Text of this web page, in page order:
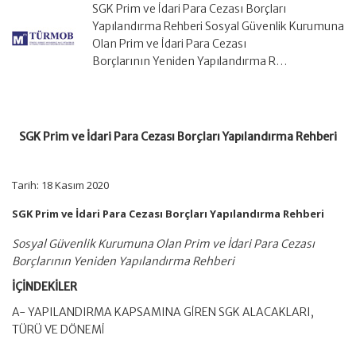
Yapılandırma
Rehberi
için
SGK Prim ve İdari Para Cezası Borçları
Yapılandırma Rehberi Sosyal Güvenlik Kurumuna
Olan Prim ve İdari Para Cezası
Borçlarının Yeniden Yapılandırma R…
SGK Prim ve İdari Para Cezası Borçları Yapılandırma Rehberi
Tarih: 18 Kasım 2020
SGK Prim ve İdari Para Cezası Borçları Yapılandırma Rehberi
Sosyal Güvenlik Kurumuna Olan Prim ve İdari Para Cezası
Borçlarının Yeniden Yapılandırma Rehberi
İÇİNDEKİLER
A- YAPILANDIRMA KAPSAMINA GİREN SGK ALACAKLARI,
TÜRÜ VE DÖNEMİ